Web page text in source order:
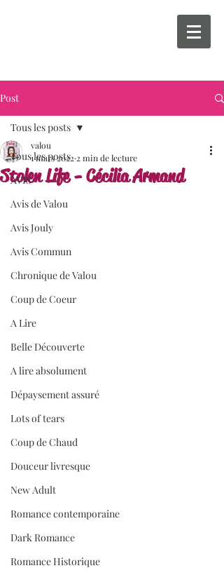
Post
Tous les posts
AVIS
Avis de Valou
Avis Jouly
Avis Commun
Chronique de Valou
Coup de Coeur
A Lire
Belle Découverte
A lire absolument
Dépaysement assuré
Lots of tears
Coup de Chaud
Douceur livresque
New Adult
Romance contemporaine
Dark Romance
Romance Historique
Tous les posts
Stolen Life - Cécilia Armand
valou
1 mars 2022 2 min de lecture